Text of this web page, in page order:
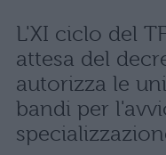
L'XI ciclo del
attesa del
autorizza le
bandi per